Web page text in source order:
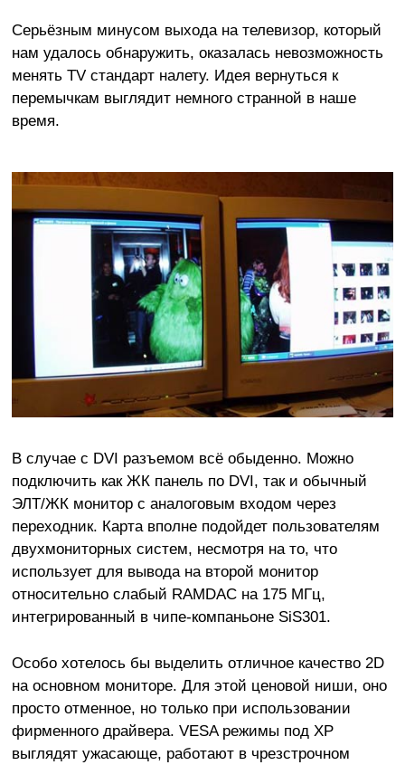
Серьёзным минусом выхода на телевизор, который
нам удалось обнаружить, оказалась невозможность
менять TV стандарт налету. Идея вернуться к
перемычкам выглядит немного странной в наше
время.
В случае с DVI разъемом всё обыденно. Можно
подключить как ЖК панель по DVI, так и обычный
ЭЛТ/ЖК монитор с аналоговым входом через
переходник. Карта вполне подойдет пользователям
двухмониторных систем, несмотря на то, что
использует для вывода на второй монитор
относительно слабый RAMDAC на 175 МГц,
интегрированный в чипе-компаньоне SiS301.
Особо хотелось бы выделить отличное качество 2D
на основном мониторе. Для этой ценовой ниши, оно
просто отменное, но только при использовании
фирменного драйвера. VESA режимы под XP
выглядят ужасающе, работают в чрезстрочном